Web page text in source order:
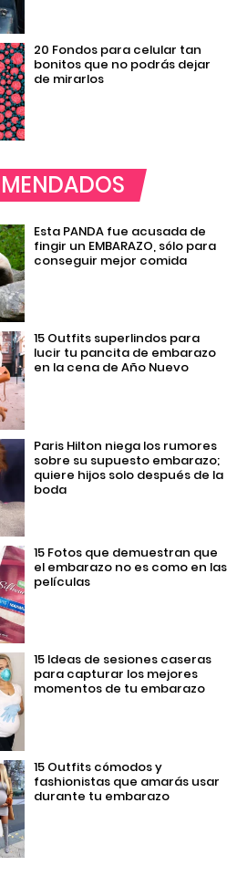
20 Fondos para celular tan
bonitos que no podrás dejar
de mirarlos
Esta PANDA fue acusada de
fingir un EMBARAZO, sólo para
conseguir mejor comida
15 Outfits superlindos para
lucir tu pancita de embarazo
en la cena de Año Nuevo
Paris Hilton niega los rumores
sobre su supuesto embarazo;
quiere hijos solo después de la
boda
15 Fotos que demuestran que
el embarazo no es como en las
películas
15 Ideas de sesiones caseras
para capturar los mejores
momentos de tu embarazo
15 Outfits cómodos y
fashionistas que amarás usar
durante tu embarazo